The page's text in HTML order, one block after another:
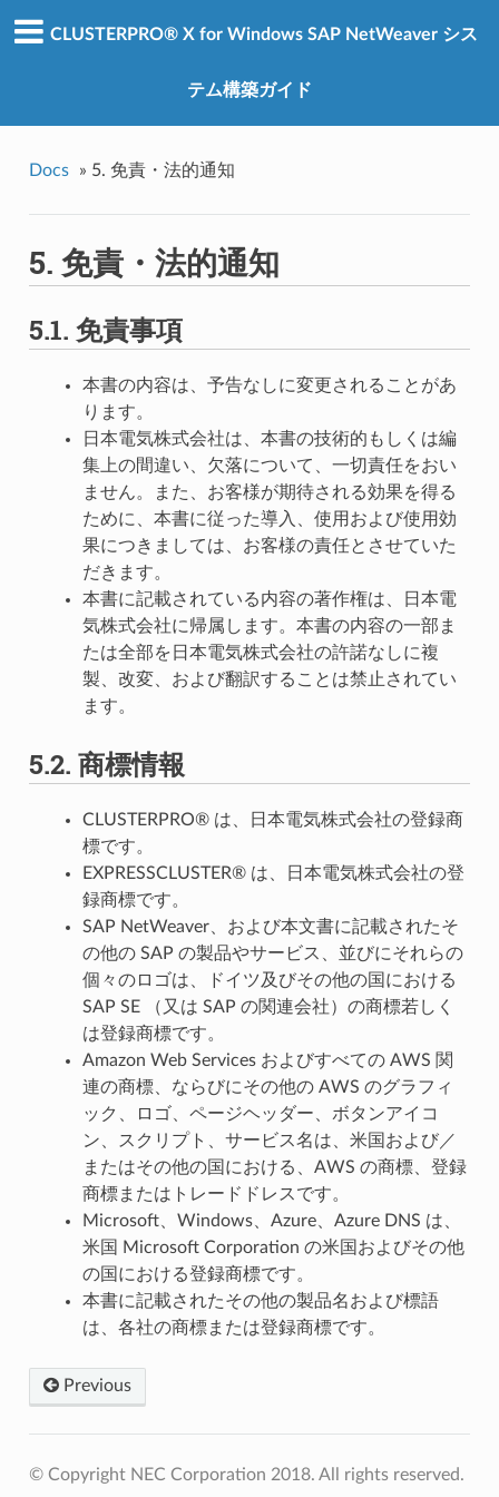
CLUSTERPRO® X for Windows SAP NetWeaver シス
テム構築ガイド
Docs » 5. 免責・法的通知
5. 免責・法的通知
5.1. 免責事項
本書の内容は、予告なしに変更されることがあ
ります。
日本電気株式会社は、本書の技術的もしくは編
集上の間違い、欠落について、一切責任をおい
ません。また、お客様が期待される効果を得る
ために、本書に従った導入、使用および使用効
果につきましては、お客様の責任とさせていた
だきます。
本書に記載されている内容の著作権は、日本電
気株式会社に帰属します。本書の内容の一部ま
たは全部を日本電気株式会社の許諾なしに複
製、改変、および翻訳することは禁止されてい
ます。
5.2. 商標情報
CLUSTERPRO® は、日本電気株式会社の登録商
標です。
EXPRESSCLUSTER® は、日本電気株式会社の登
録商標です。
SAP NetWeaver、および本文書に記載されたそ
の他の SAP の製品やサービス、並びにそれらの
個々のロゴは、ドイツ及びその他の国における
SAP SE （又は SAP の関連会社）の商標若しく
は登録商標です。
Amazon Web Services およびすべての AWS 関
連の商標、ならびにその他の AWS のグラフィ
ック、ロゴ、ページヘッダー、ボタンアイコ
ン、スクリプト、サービス名は、米国および／
またはその他の国における、AWS の商標、登録
商標またはトレードドレスです。
Microsoft、Windows、Azure、Azure DNS は、
米国 Microsoft Corporation の米国およびその他
の国における登録商標です。
本書に記載されたその他の製品名および標語
は、各社の商標または登録商標です。
Previous
© Copyright NEC Corporation 2018. All rights reserved.